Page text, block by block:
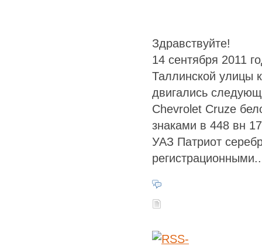
Здравствуйте!
14 сентября 2011
Таллинской улицы
двигались
Chevrolet Cruze
знаками в 448 вн
УАЗ Патриот